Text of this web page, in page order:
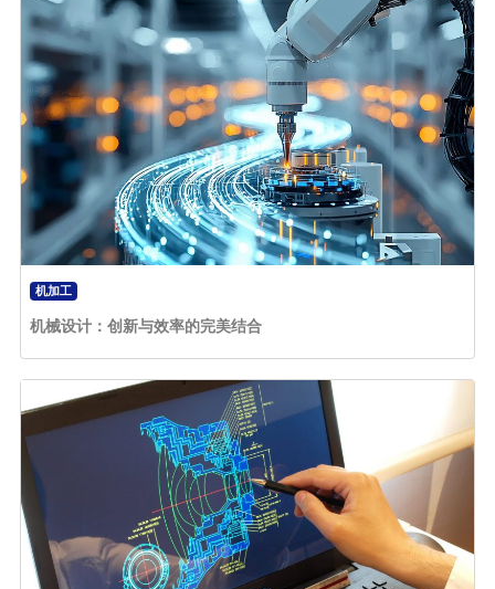
机加工
机械设计：创新与效率的完美结合